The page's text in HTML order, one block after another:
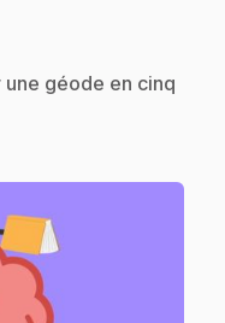
géode en cinq